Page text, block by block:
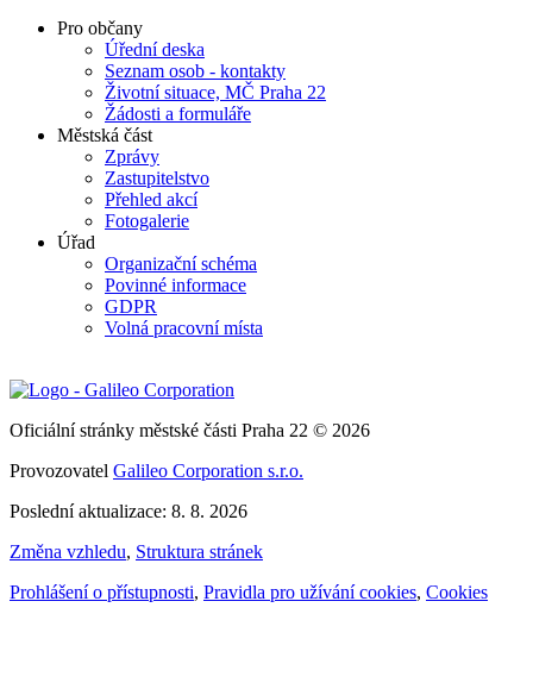
Pro občany
Úřední deska
Seznam osob - kontakty
Životní situace, MČ Praha 22
Žádosti a formuláře
Městská část
Zprávy
Zastupitelstvo
Přehled akcí
Fotogalerie
Úřad
Organizační schéma
Povinné informace
GDPR
Volná pracovní místa
Oficiální stránky městské části Praha 22 © 2026
Provozovatel Galileo Corporation s.r.o.
Poslední aktualizace: 8. 8. 2026
Změna vzhledu, Struktura stránek
Prohlášení o přístupnosti, Pravidla pro užívání cookies, Cookies